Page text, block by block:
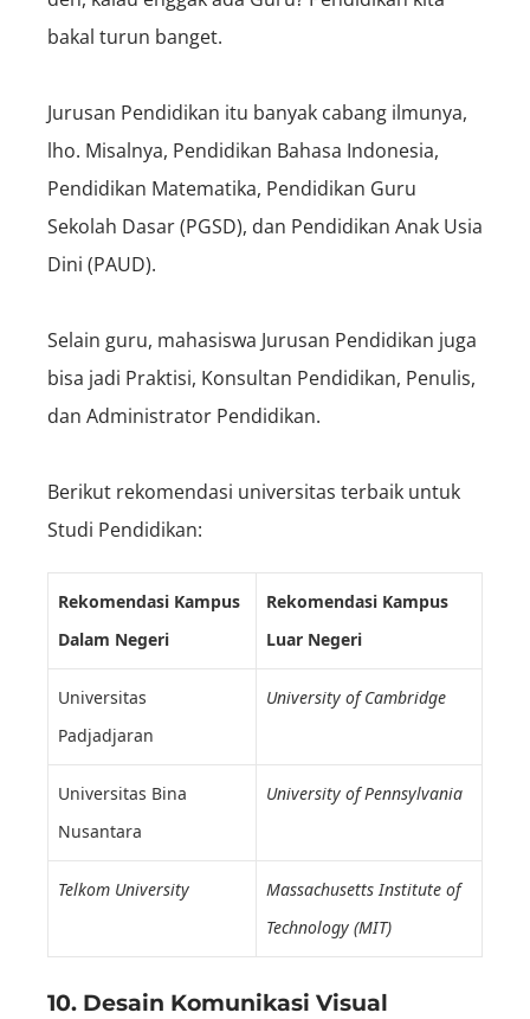
bakal turun banget.
Jurusan Pendidikan itu banyak cabang ilmunya,
lho. Misalnya, Pendidikan Bahasa Indonesia,
Pendidikan Matematika, Pendidikan Guru
Sekolah Dasar (PGSD), dan Pendidikan Anak Usia
Dini (PAUD).
Selain guru, mahasiswa Jurusan Pendidikan juga
bisa jadi Praktisi, Konsultan Pendidikan, Penulis,
dan Administrator Pendidikan.
Berikut rekomendasi universitas terbaik untuk
Studi Pendidikan:
Rekomendasi Kampus
Dalam Negeri
Rekomendasi Kampus
Luar Negeri
Universitas
Padjadjaran
University of Cambridge
Universitas Bina
Nusantara
University of Pennsylvania
Telkom University
Massachusetts Institute of
Technology (MIT)
10. Desain Komunikasi Visual